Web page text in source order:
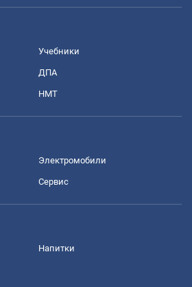
Учебники
ДПА
НМТ
Электромобили
Сервис
Напитки